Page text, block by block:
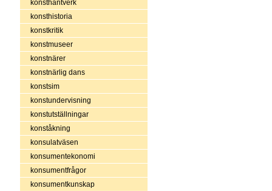
konsthantverk
konsthistoria
konstkritik
konstmuseer
konstnärer
konstnärlig dans
konstsim
konstundervisning
konstutställningar
konståkning
konsulatväsen
konsumentekonomi
konsumentfrågor
konsumentkunskap